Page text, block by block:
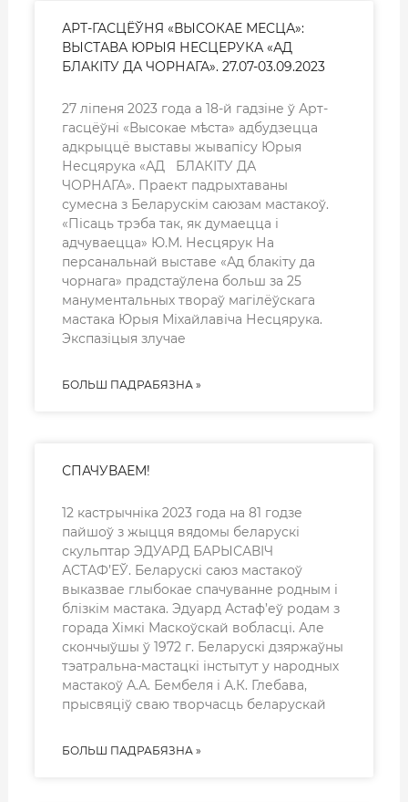
АРТ-ГАСЦЁЎНЯ «ВЫСОКАЕ МЕСЦА»:
ВЫСТАВА ЮРЫЯ НЕСЦЕРУКА «АД
БЛАКІТУ ДА ЧОРНАГА». 27.07-03.09.2023
27 ліпеня 2023 года а 18-й гадзіне ў Арт-
гасцёўні «Высокае мѣста» адбудзецца
адкрыццё выставы жывапісу Юрыя
Несцярука «АД БЛАКІТУ ДА
ЧОРНАГА». Праект падрыхтаваны
сумесна з Беларускім саюзам мастакоў.
«Пісаць трэба так, як думаецца і
адчуваецца» Ю.М. Несцярук На
персанальнай выставе «Ад блакіту да
чорнага» прадстаўлена больш за 25
манументальных твораў магілёўскага
мастака Юрыя Міхайлавіча Несцярука.
Экспазіцыя злучае
БОЛЬШ ПАДРАБЯЗНА »
СПАЧУВАЕМ!
12 кастрычніка 2023 года на 81 годзе
пайшоў з жыцця вядомы беларускі
скульптар ЭДУАРД БАРЫСАВІЧ
АСТАФ’ЕЎ. Беларускі саюз мастакоў
выказвае глыбокае спачуванне родным і
блізкім мастака. Эдуард Астаф’еў родам з
горада Хімкі Маскоўскай вобласці. Але
скончыўшы ў 1972 г. Беларускі дзяржаўны
тэатральна-мастацкі інстытут у народных
мастакоў А.А. Бембеля і А.К. Глебава,
прысвяціў сваю творчасць беларускай
БОЛЬШ ПАДРАБЯЗНА »